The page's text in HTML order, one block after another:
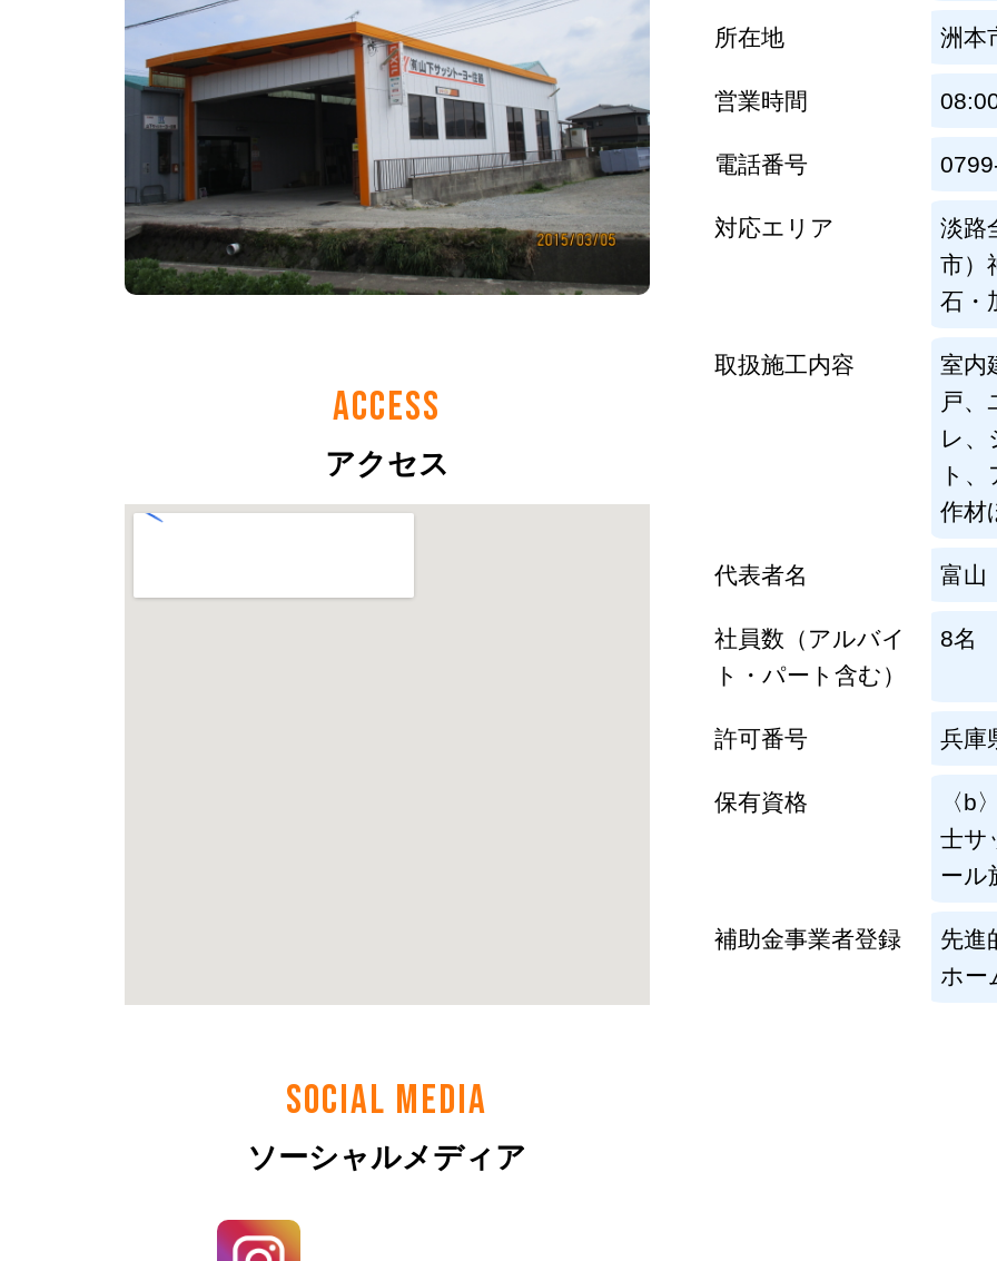
ACCESS
アクセス
SOCIAL MEDIA
ソーシャルメディア
所在地 洲本
営業時間
電話番号
対応エリア
淡路
市）
石・
取扱施工内容
室内
戸
レ、
ト
作材
代表者名 富
社員数（アルバイ
ト・パート含む）
8名
許可番号 兵庫
保有資格
〈b
士サ
ール
補助金事業者登録
先進
ホー